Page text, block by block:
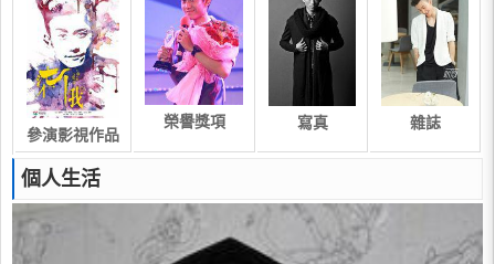
參演影視作品
榮譽獎項 寫真 雜誌
個人生活